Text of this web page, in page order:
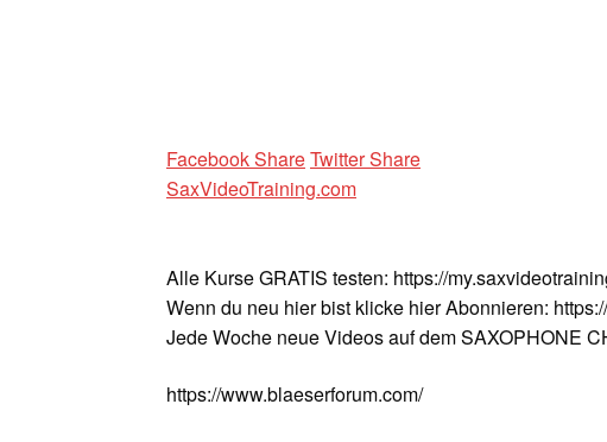
Facebook ShareTwitter Share
SaxVideoTraining.com
Alle Kurse GRATIS testen: https://
Wenn du neu hier bist klicke hier Abonnieren:
Jede Woche neue Videos auf dem SAXOPHONE
https://www.blaeserforum.com/